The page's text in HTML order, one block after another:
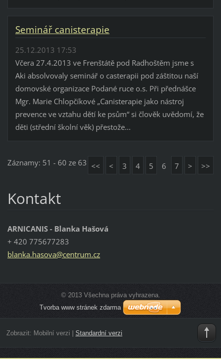
Seminář canisterapie
25.12.2013 17:53
Včera 27.4.2013 ve Frenštátě pod Radhoštěm jsme s
Aki absolvovaly seminář o casterapii pod záštitou naší
domovské organizace Podané ruce o.s. Při přednášce
Mgr. Marie Chlopčíkové „Canisterapie jako nástroj
prevence ve vztahu dětí ke psům“ si člověk uvědomí, že
děti (střední školní věk) přestože...
Záznamy: 51 - 60 ze 63 << < 3 4 5 6 7 > >>
Kontakt
ARNICANIS - Blanka Hašová
+ 420 775677283
blanka.hasova@centrum.cz
© 2013 Všechna práva vyhrazena.
Tvorba www stránek zdarma
Zobrazit: Mobilní verzi Standardní verzi